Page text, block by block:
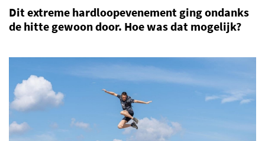
Dit extreme hardloopevenement ging ondanks
de hitte gewoon door. Hoe was dat mogelijk?